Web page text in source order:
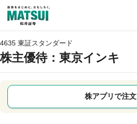
4635 東証スタンダード
株主優待：東京インキ
株アプリで注文